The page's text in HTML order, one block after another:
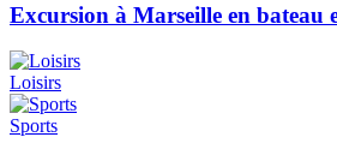
Excursion à Marseille en bateau
Loisirs
Sports